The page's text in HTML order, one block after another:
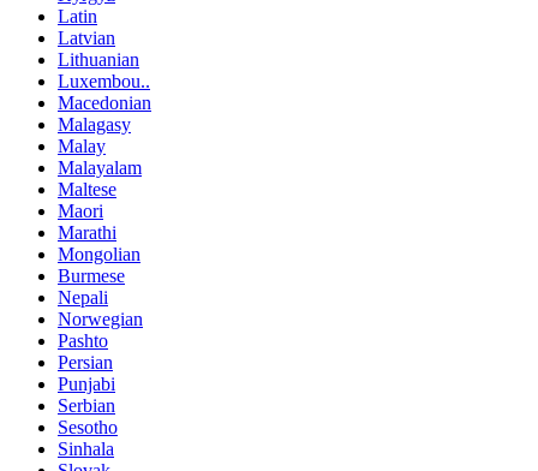
Latin
Latvian
Lithuanian
Luxembou..
Macedonian
Malagasy
Malay
Malayalam
Maltese
Maori
Marathi
Mongolian
Burmese
Nepali
Norwegian
Pashto
Persian
Punjabi
Serbian
Sesotho
Sinhala